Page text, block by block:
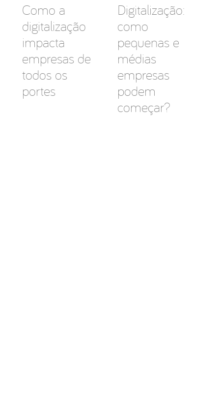
Como a
digitalização
impacta
empresas de
todos os
portes
Digitalização:
como
pequenas e
médias
empresas
podem
começar?